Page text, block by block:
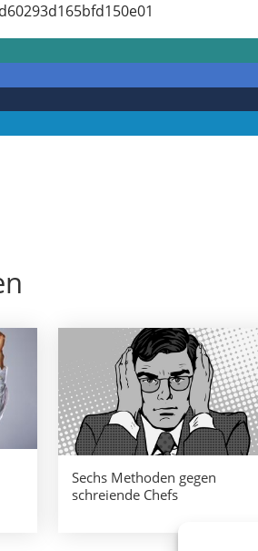
Sechs Methoden gegen
schreiende Chefs